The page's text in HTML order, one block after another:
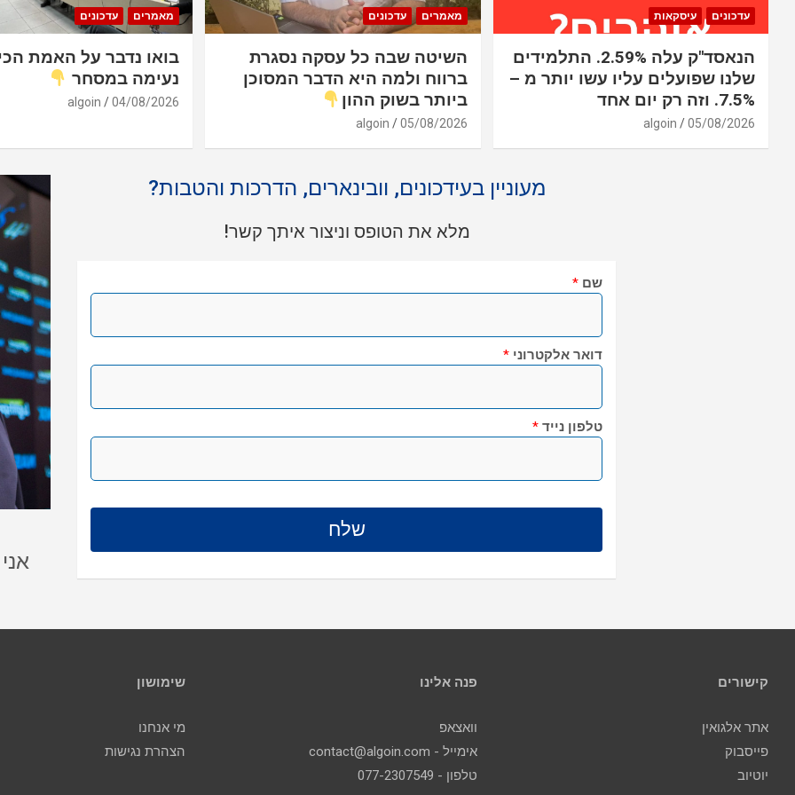
עדכונים עיסקאות
הנאסד"ק עלה 2.59%. התלמידים
שלנו שפועלים עליו עשו יותר מ –
7.5%. וזה רק יום אחד
05/08/2026
algoin
מאמרים עדכונים
השיטה שבה כל עסקה נסגרת
ברווח ולמה היא הדבר המסוכן
ביותר בשוק ההון
05/08/2026
algoin
מאמרים עדכונים
בואו נדבר על האמת
נעימה במסחר
04/08/2026
algoin
מעוניין בעידכונים, וובינארים, הדרכות והטבות?
מלא את הטופס וניצור איתך קשר!
שם *
דואר אלקטרוני *
טלפון נייד *
קישורים
אתר אלגואין
פייסבוק
יוטיוב
פנה אלינו
וואצאפ
אימייל - contact@algoin.com
טלפון - 077-2307549
שימושון
מי אנחנו
הצהרת נגישות